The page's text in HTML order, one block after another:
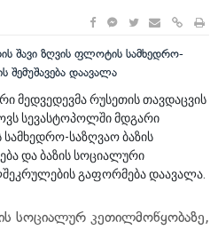
მედვედევმა რუსეთის თავდაცვის
სევასტოპოლში მდგარი
საზღვაო ბაზის
და ბაზის სოციალური
გაფორმება დაავალა.
სოციალურ კეთილმოწყობაზე,